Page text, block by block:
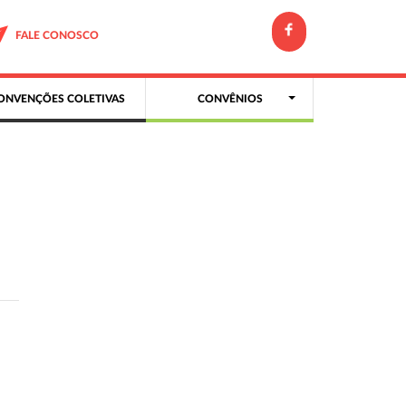
FALE CONOSCO
COLETIVAS CONVÊNIOS